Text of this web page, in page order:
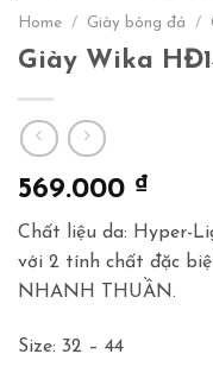
Home / Giày bóng đá /
Giày Wika
569.000 ₫
Chất liệu da: Hyper-
với 2 tính chất đặc
NHANH THUẦN.
Size: 32 – 44